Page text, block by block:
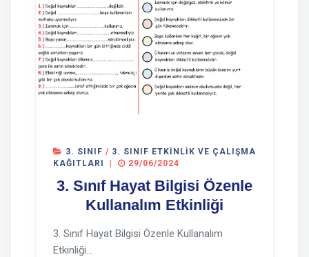
3. SINIF / 3. SINIF ETKINLIK VE ÇALIŞMA
KAĞITLARI
29/06/2024
3. Sınıf Hayat Bilgisi Özenle
Kullanalım Etkinliği
3. Sınıf Hayat Bilgisi Özenle Kullanalım
Etkinliği...